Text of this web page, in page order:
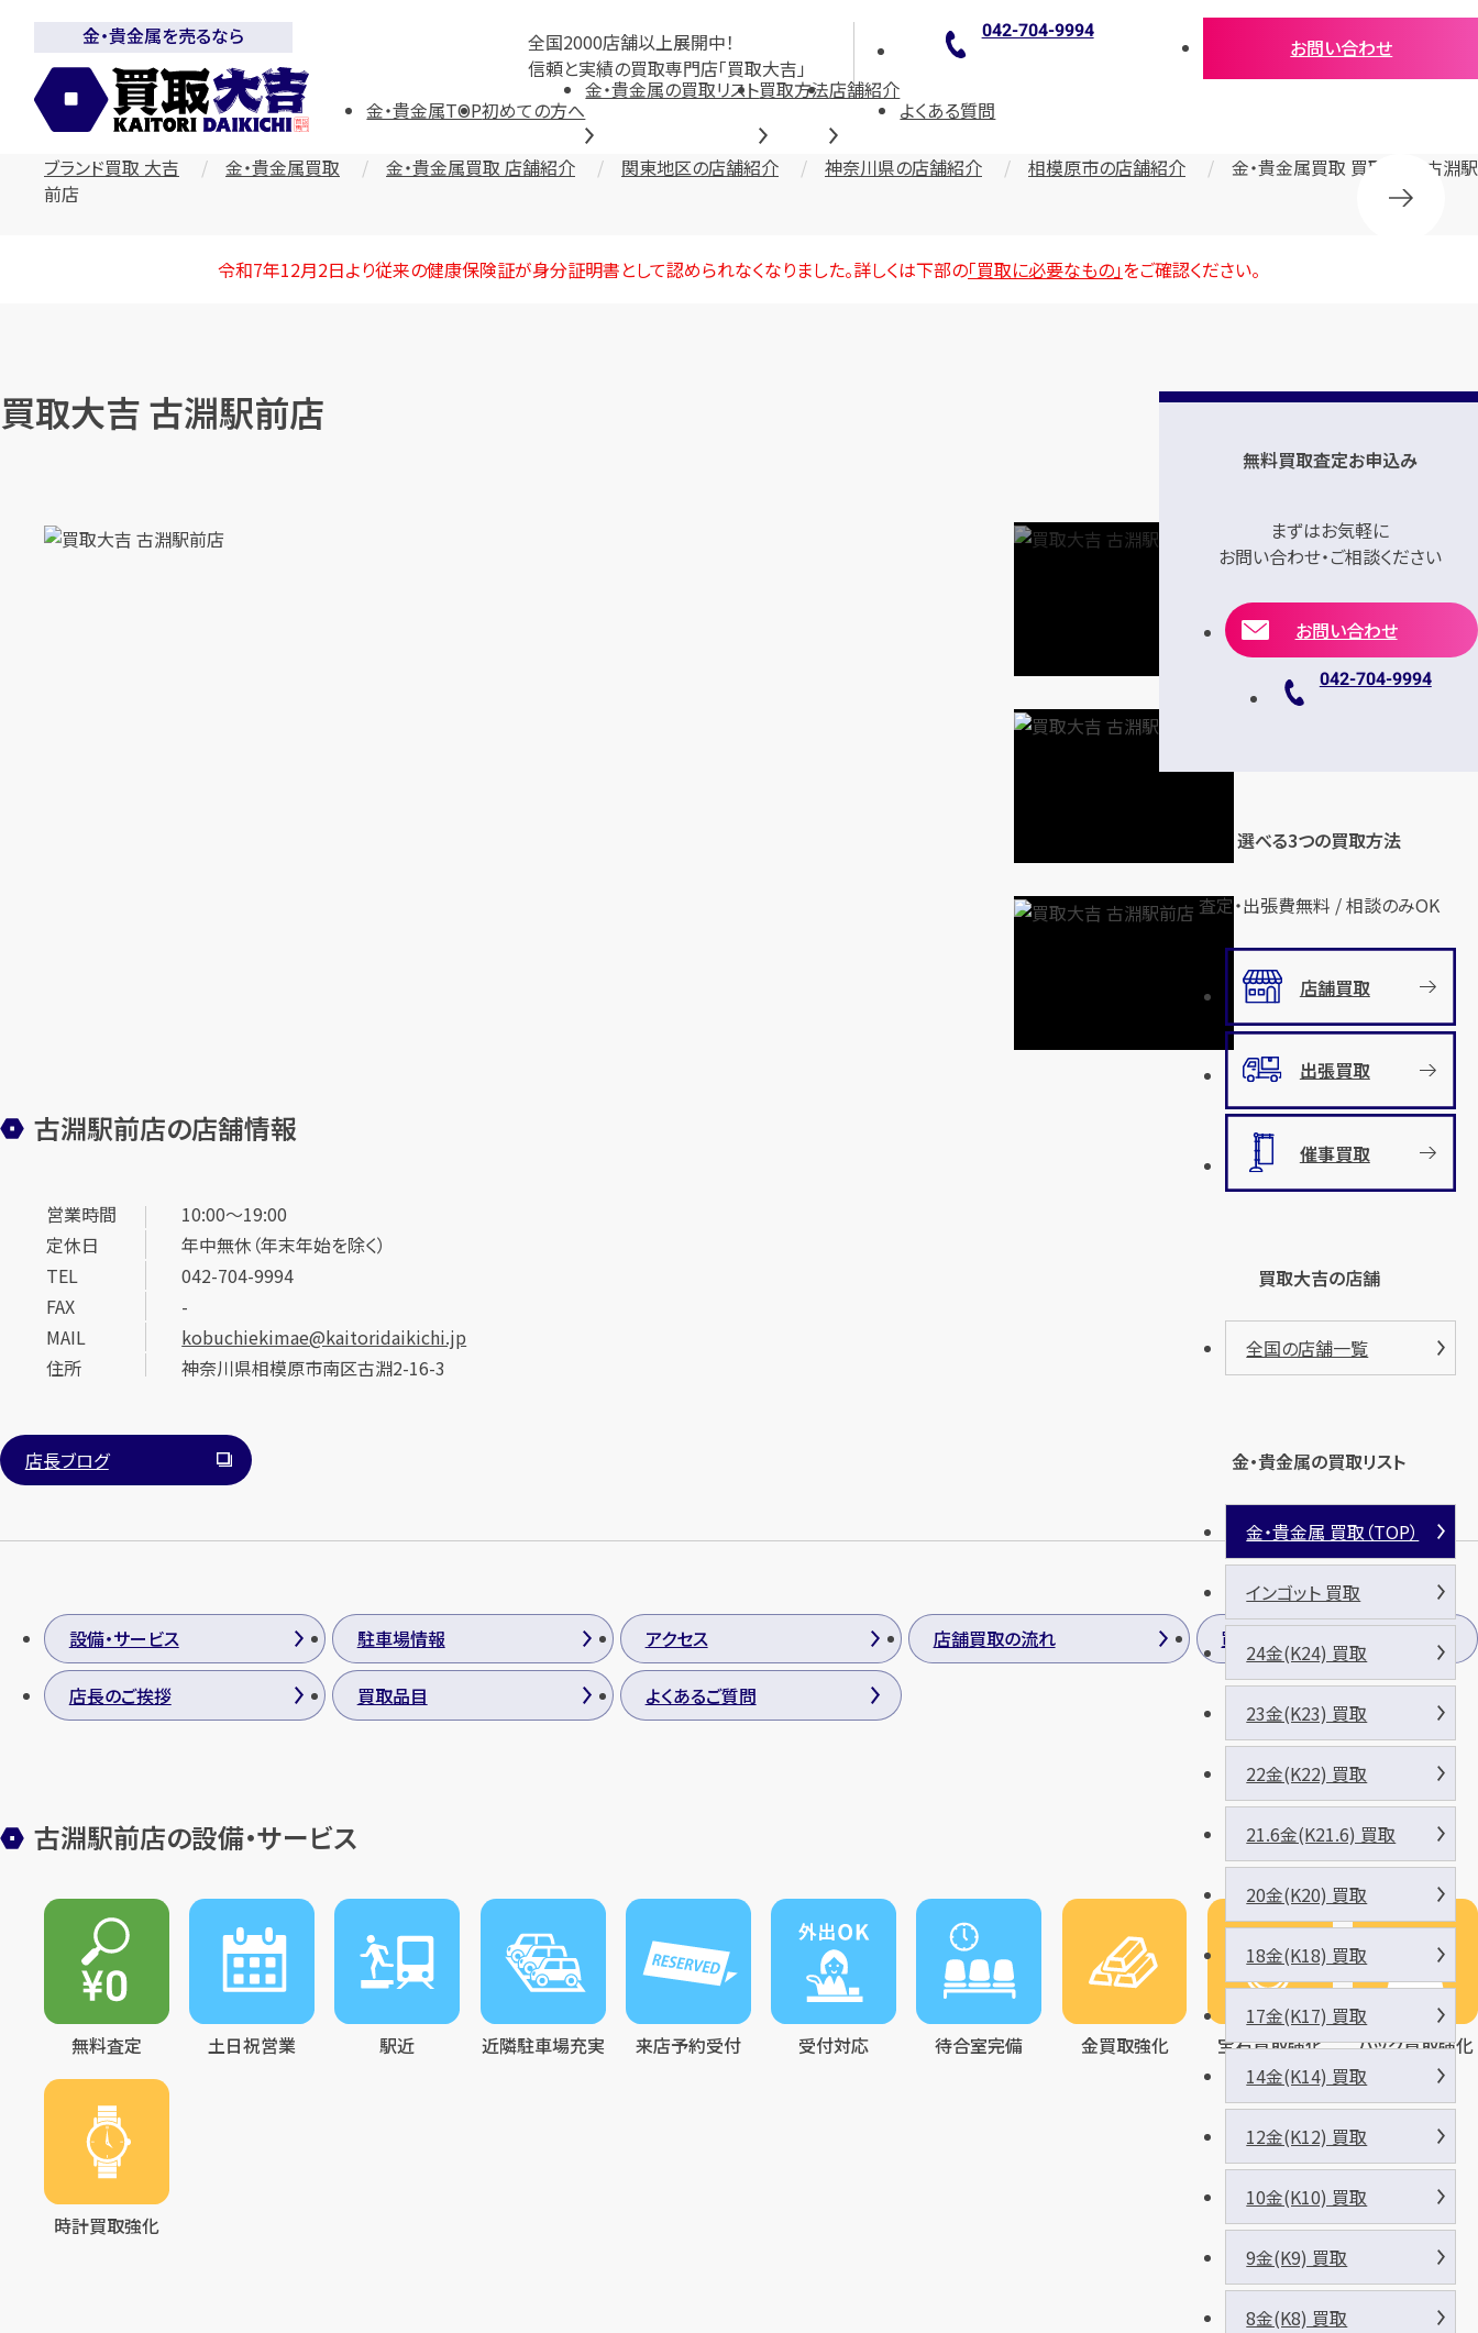
全国2000店舗以上展開中！
信頼と実績の買取専門店「買取大吉」
金・貴金属を売るなら 042-704-9994
お問い合わせ
金・貴金属TOP初めての方へ
金・貴金属の買取リスト買取方法店舗紹介
よくある質問
ブランド買取 大吉 金・貴金属買取 金・貴金属買取 店舗紹介 関東地区の店舗紹介 神奈川県の店舗紹介 相模原市の店舗紹介
金・貴金属買取 買取大吉 古淵駅
前店
令和7年12月2日より従来の健康保険証が身分証明書として認められなくなりました。詳しくは下部の「買取に必要なもの」をご確認ください。
買取大吉 古淵駅前店
古淵駅前店の店舗情報
営業時間
10:00～19:00
定休日
年中無休（年末年始を除く）
TEL
042-704-9994
FAX
-
MAIL
kobuchiekimae@kaitoridaikichi.jp
住所
神奈川県相模原市南区古淵2-16-3
店長ブログ
設備・サービス 駐車場情報 アクセス 店舗買取の流れ 買取方法
店長のご挨拶 買取品目 よくあるご質問
古淵駅前店の設備・サービス
無料査定 土日祝営業 駅近 近隣駐車場充実 来店予約受付 受付対応 待合室完備 金買取強化 宝石買取強化 バッグ買取強化
時計買取強化
無料買取査定お申込み
まずはお気軽に
お問い合わせ・ご相談ください
お問い合わせ
042-704-9994
選べる3つの買取方法
査定・出張費無料 / 相談のみOK
店舗買取
出張買取
催事買取
買取大吉の店舗
全国の店舗一覧
金・貴金属の買取リスト
金・貴金属 買取（TOP）
インゴット 買取
24金(K24) 買取
23金(K23) 買取
22金(K22) 買取
21.6金(K21.6) 買取
20金(K20) 買取
18金(K18) 買取
17金(K17) 買取
14金(K14) 買取
12金(K12) 買取
10金(K10) 買取
9金(K9) 買取
8金(K8) 買取